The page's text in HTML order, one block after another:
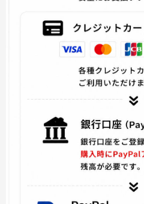
僕のヒーローアカデミア
美男高校地球防衛部LOVE!
ファイアーエムブレムif
ファイナルファンタジーVIII
博多豚骨ラーメンズ